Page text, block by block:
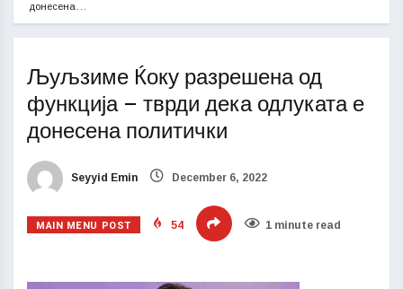
донесена…
Љуљзиме Ќоку разрешена од
функција – тврди дека одлуката е
донесена политички
Seyyid Emin December 6, 2022
MAIN MENU POST 54 1 minute read